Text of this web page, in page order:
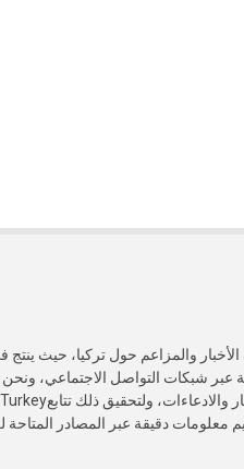
والمزاعم حول تركيا، حيث ينتج
عبر شبكات التواصل الاجتماعي،
معلومات دقيقة عبر المصادر المتاحة